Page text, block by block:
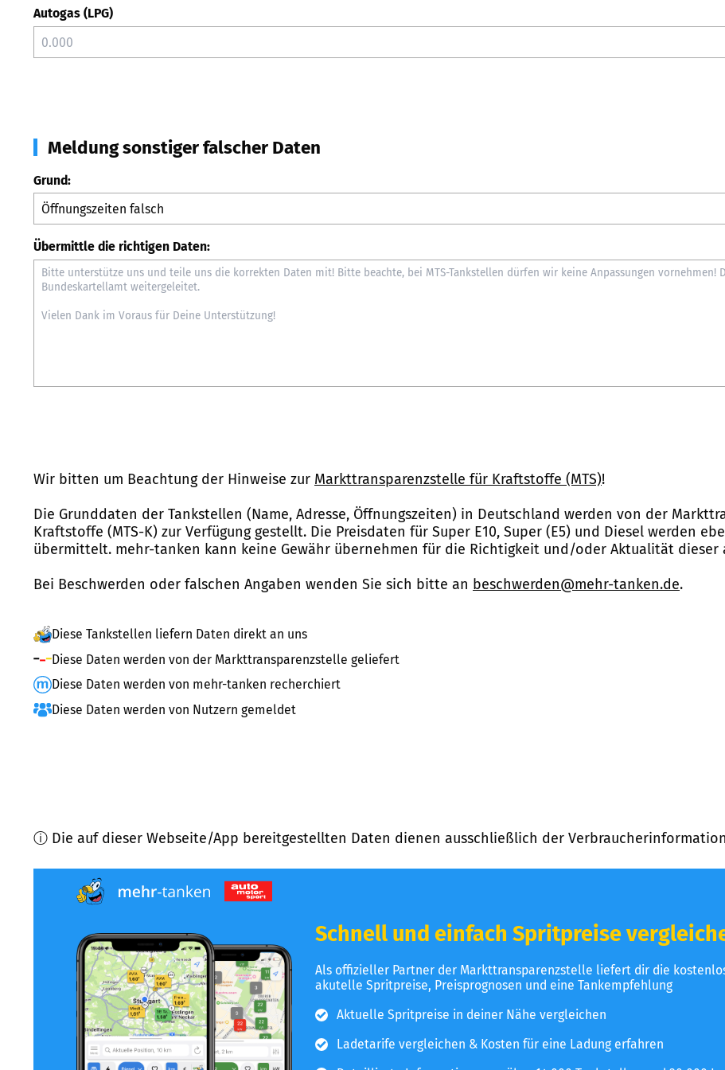
Autogas (LPG)
Meldung sonstiger falscher Daten
Grund:
Übermittle die richtigen Daten:
Wir bitten um Beachtung der Hinweise zur Markttransparenzstelle für Kraftstoffe (MTS)!
Die Grunddaten der Tankstellen (Name, Adresse, Öffnungszeiten) in Deutschland werden von der
Kraftstoffe (MTS-K) zur Verfügung gestellt. Die Preisdaten für Super E10, Super (E5) und Diesel werden
übermittelt. mehr-tanken kann keine Gewähr übernehmen für die Richtigkeit und/oder Aktualität
Bei Beschwerden oder falschen Angaben wenden Sie sich bitte an beschwerden@mehr-tanken.de.
Diese Tankstellen liefern Daten direkt an uns
Diese Daten werden von der Markttransparenzstelle geliefert
Diese Daten werden von mehr-tanken recherchiert
Diese Daten werden von Nutzern gemeldet
ⓘ Die auf dieser Webseite/App bereitgestellten Daten dienen ausschließlich der
Schnell und einfach Spritpreise
Als offizieller Partner der Markttransparenzstelle liefert dir die
akutelle Spritpreise, Preisprognosen und eine Tankempfehlung
Aktuelle Spritpreise in deiner Nähe vergleichen
Ladetarife vergleichen & Kosten für eine Ladung erfahren